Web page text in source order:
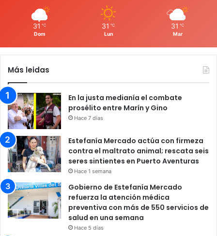
31 ℃
Dom
31 ℃
Lun
31 ℃
Mar
Más leidas
En la justa medianía el combate
prosélito entre Marín y Gino
Hace 7 días
Estefanía Mercado actúa con firmeza
contra el maltrato animal; rescata seis
seres sintientes en Puerto Aventuras
Hace 1 semana
Gobierno de Estefanía Mercado
refuerza la atención médica
preventiva con más de 550 servicios de
salud en una semana
Hace 5 días